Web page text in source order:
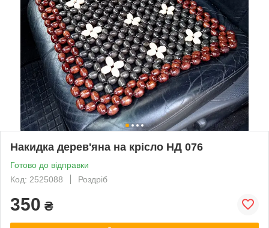
Накидка дерев'яна на крісло НД 076
Готово до відправки
Код: 2525088
Роздріб
350 ₴